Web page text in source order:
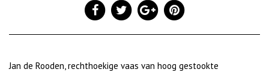
Jan de Rooden, rechthoekige vaas van hoog gestookte